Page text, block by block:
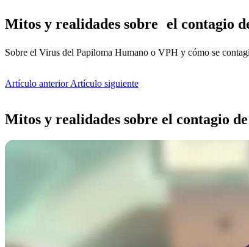
Mitos y realidades sobre el contagio
Sobre el Virus del Papiloma Humano o VPH y cómo se
Artículo anterior Artículo siguiente
Mitos y realidades sobre el contagio